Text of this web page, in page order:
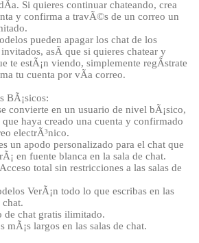
Si quieres continuar chateando, crea
y confirma a travÃ©s de un correo un
pueden apagar los chat de los
asÃ­ que si quieres chatear y
te estÃ¡n viendo, simplemente regÃ­strate
tu cuenta por vÃ­a correo.
BÃ¡sicos:
convierte en un usuario de nivel bÃ¡sico,
que haya creado una cuenta y confirmado
electrÃ³nico.
un apodo personalizado para el chat que
en fuente blanca en la sala de chat.
total sin restricciones a las salas de
VerÃ¡n todo lo que escribas en las
chat.
de chat gratis ilimitado.
mÃ¡s largos en las salas de chat.